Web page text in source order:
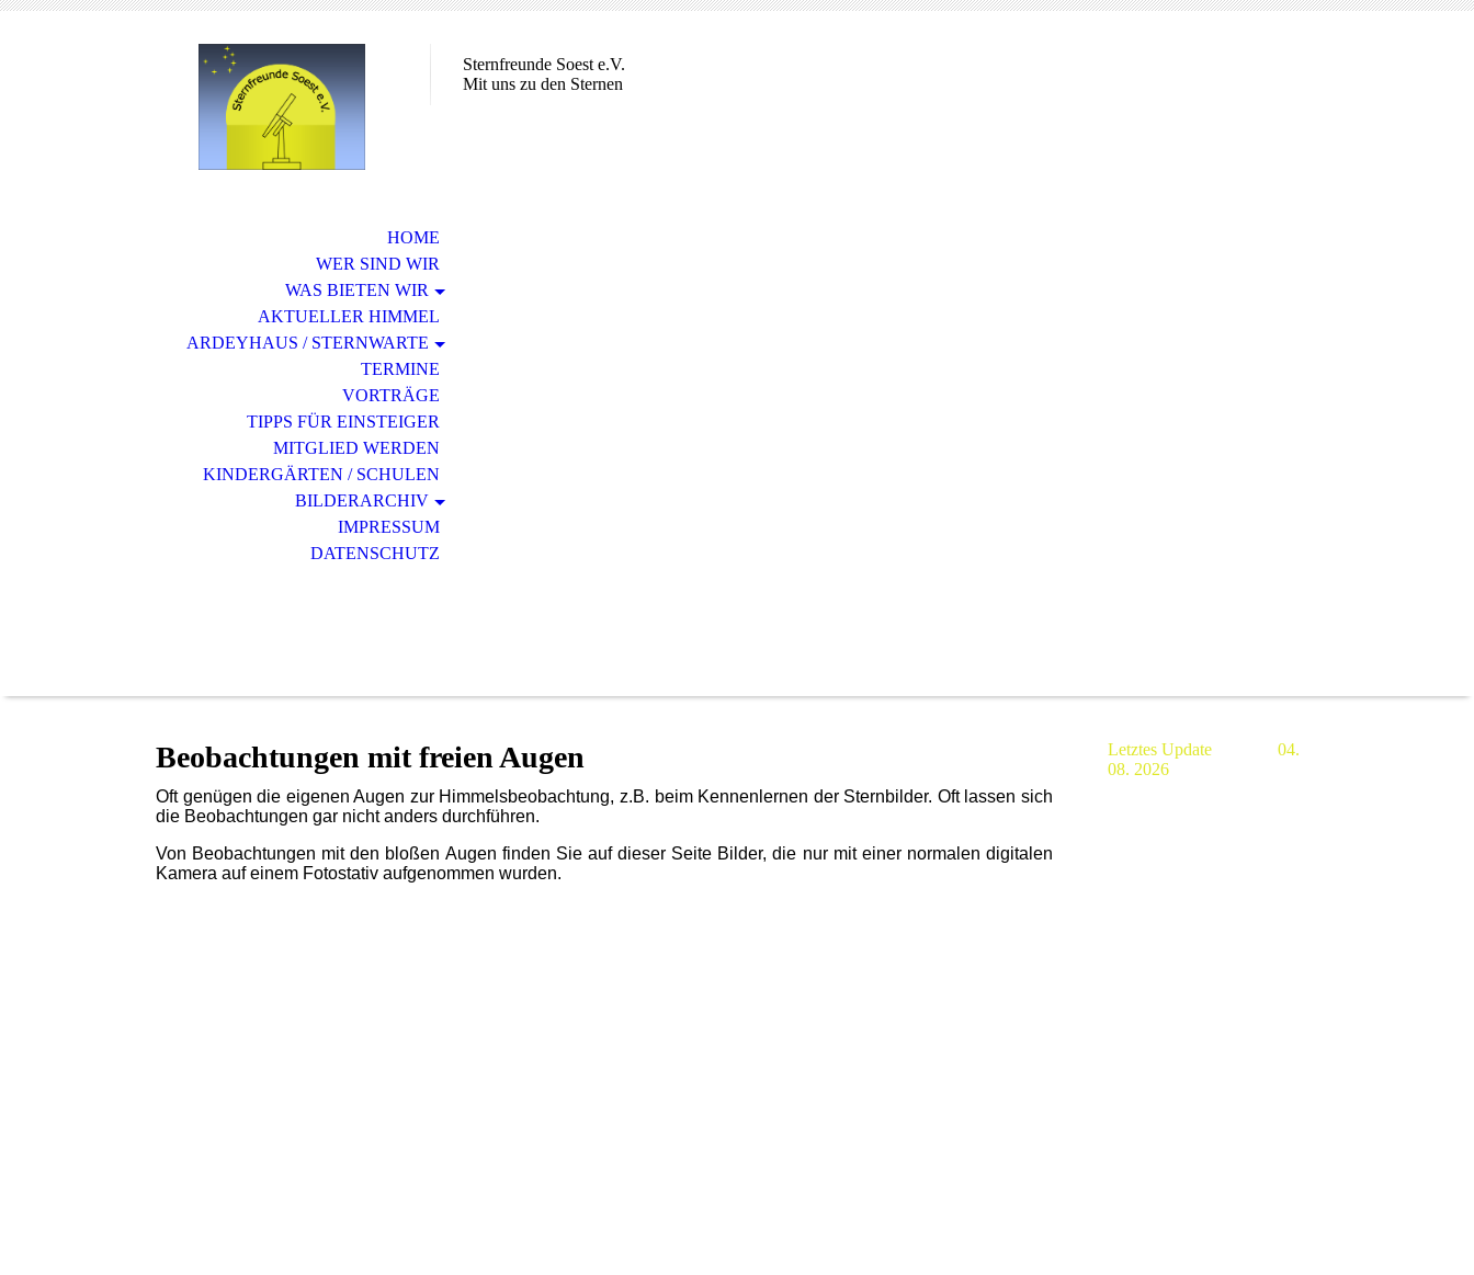
Sternfreunde Soest e.V.
Mit uns zu den Sternen
HOME
WER SIND WIR
WAS BIETEN WIR
AKTUELLER HIMMEL
ARDEYHAUS / STERNWARTE
TERMINE
VORTRÄGE
TIPPS FÜR EINSTEIGER
MITGLIED WERDEN
KINDERGÄRTEN / SCHULEN
BILDERARCHIV
IMPRESSUM
DATENSCHUTZ
Beobachtungen mit freien Augen
Oft genügen die eigenen Augen zur Himmelsbeobachtung, z.B. beim Kennenlernen der Sternbilder. Oft lassen sich
die Beobachtungen gar nicht anders durchführen.
Von Beobachtungen mit den bloßen Augen finden Sie auf dieser Seite Bilder, die nur mit einer normalen digitalen
Kamera auf einem Fotostativ aufgenommen wurden.
Letztes Update 04.
08. 2026